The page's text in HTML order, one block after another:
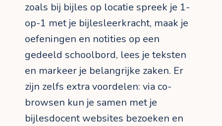
zoals bij bijles op locatie spreek je 1-
op-1 met je bijlesleerkracht, maak je
oefeningen en notities op een
gedeeld schoolbord, lees je teksten
en markeer je belangrijke zaken. Er
zijn zelfs extra voordelen: via co-
browsen kun je samen met je
bijlesdocent websites bezoeken en